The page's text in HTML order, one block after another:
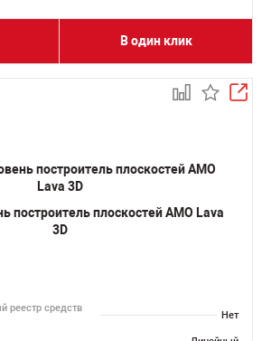
В один клик
построитель плоскостей AMO Lava
3D
реестр средств
Нет